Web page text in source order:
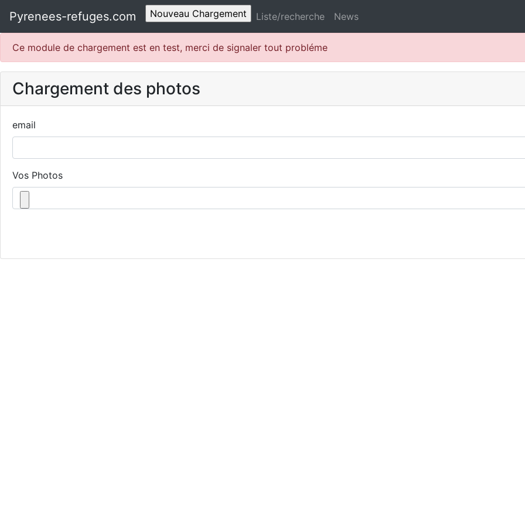
Pyrenees-refuges.com Liste/recherche News
Ce module de chargement est en test, merci de signaler tout probléme
Chargement des photos
email
Vos Photos